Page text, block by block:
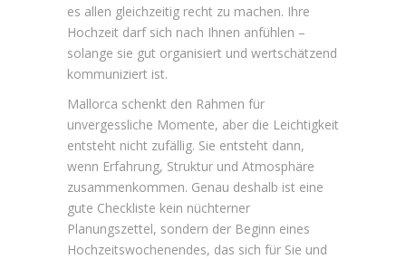
es allen gleichzeitig recht zu machen. Ihre
Hochzeit darf sich nach Ihnen anfühlen –
solange sie gut organisiert und wertschätzend
kommuniziert ist.
Mallorca schenkt den Rahmen für
unvergessliche Momente, aber die Leichtigkeit
entsteht nicht zufällig. Sie entsteht dann,
wenn Erfahrung, Struktur und Atmosphäre
zusammenkommen. Genau deshalb ist eine
gute Checkliste kein nüchterner
Planungszettel, sondern der Beginn eines
Hochzeitswochenendes, das sich für Sie und